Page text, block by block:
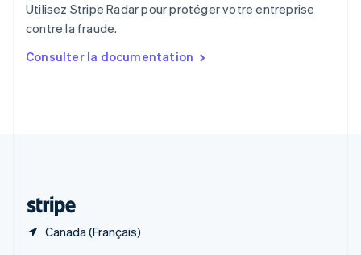
Utilisez Stripe Radar pour protéger votre entreprise
contre la fraude.
Consulter la documentation
Canada (Français)
Singapour
English简体中文
English